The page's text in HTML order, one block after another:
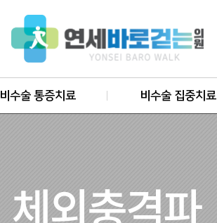
비수술 통증치료 비수술 집중치료